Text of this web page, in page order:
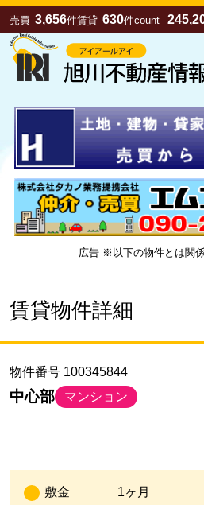
売買 3,656件賃貸 630件count
広告 ※以下の物件とは関係
賃貸物件詳細
物件番号 100345844
中心部 マンション
敷金
1ヶ月